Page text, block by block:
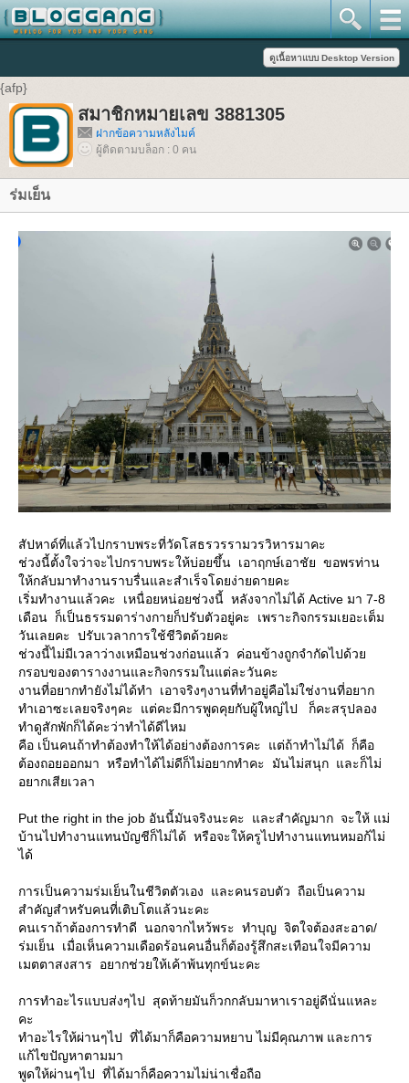
{afp}
สมาชิกหมายเลข 3881305
ฝากข้อความหลังไมค์
ผู้ติดตามบล็อก : 0 คน
ร่มเย็น
สัปหาด์ที่แล้วไปกราบพระที่วัดโสธรวรรามวรวิหารมาคะ
ช่วงนี้ตั้งใจว่าจะไปกราบพระให้บ่อยขึ้น เอาฤกษ์เอาชัย ขอพรท่าน
ให้กลับมาทำงานราบรื่นและสำเร็จโดยง่ายดายคะ
เริ่มทำงานแล้วคะ เหนื่อยหน่อยช่วงนี้ หลังจากไม่ได้ Active มา 7-8
เดือน ก็เป็นธรรมดาร่างกายก็ปรับตัวอยู่คะ เพราะกิจกรรมเยอะเต็ม
วันเลยคะ ปรับเวลาการใช้ชีวิตด้วยคะ
ช่วงนี้ไม่มีเวลาว่างเหมือนช่วงก่อนแล้ว ค่อนข้างถูกจำกัดไปด้วย
กรอบของตารางงานและกิจกรรมในแต่ละวันคะ
งานที่อยากทำยังไม่ได้ทำ เอาจริงๆงานที่ทำอยู่คือไม่ใช่งานที่อยาก
ทำเอาซะเลยจริงๆคะ แต่คะมีการพูดคุยกับผู้ใหญ่ไป ก็คะสรุปลอง
ทำดูสักพักก็ได้คะว่าทำได้ดีไหม
คือ เป็นคนถ้าทำต้องทำให้ได้อย่างต้องการคะ แต่ถ้าทำไม่ได้ ก็คือ
ต้องถอยออกมา หรือทำได้ไม่ดีก็ไม่อยากทำคะ มันไม่สนุก และก็ไม่
อยากเสียเวลา
Put the right in the job อันนี้มันจริงนะคะ และสำคัญมาก จะให้ แม่
บ้านไปทำงานแทนบัญชีก็ไม่ได้ หรือจะให้ครูไปทำงานแทนหมอก้ไม่
ได้
การเป็นความร่มเย็นในชีวิตตัวเอง และคนรอบตัว ถือเป็นความ
สำคัญสำหรับคนที่เติบโตแล้วนะคะ
คนเราถ้าต้องการทำดี นอกจากไหว้พระ ทำบุญ จิตใจต้องสะอาด/
ร่มเย็น เมื่อเห็นความเดือดร้อนคนอื่นก็ต้องรู้สึกสะเทือนใจมีความ
เมตตาสงสาร อยากช่วยให้เค้าพ้นทุกข์นะคะ
การทำอะไรแบบส่งๆไป สุดท้ายมันก็วกกลับมาหาเราอยู่ดีนั่นแหละ
คะ
ทำอะไรให้ผ่านๆไป ที่ได้มาก็คือความหยาบ ไม่มีคุณภาพ และการ
แก้ไขปัญหาตามมา
พูดให้ผ่านๆไป ที่ได้มาก็คือความไม่น่าเชื่อถือ